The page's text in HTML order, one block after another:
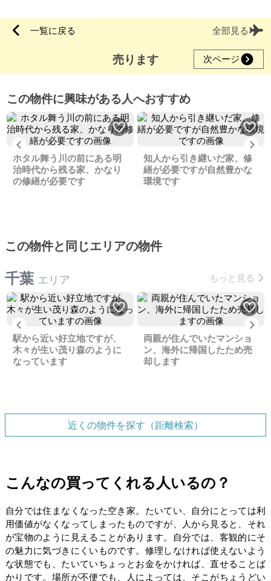
一覧に戻る 全部見る
売ります 次ページ
この物件に興味がある人へおすすめ
Previous
ホタル舞う川の前にある明
治時代から残る家、かなり
の修繕が必要です
知人から引き継いだ家、修
繕が必要ですが自然豊かな
環境です
この物件と同じエリアの物件
千葉 エリア もっと見る
Previous
駅から近い好立地ですが、
木々が生い茂り森のように
なっています
両親が住んでいたマンショ
ン、海外に帰国したため売
却します
近くの物件を探す（距離検索）
こんなの買ってくれる人いるの？
自分では住まなくなった空き家。たいてい、自分にとっては利
用価値がなくなってしまったものですが、人から見ると、それ
が宝物のように見えることがあります。自分では、客観的にそ
の魅力に気づきにくいものです。修理しなければ使えないよう
な状態でも、たいていちょっとお金をかければ、直せることば
かりです。場所が不便でも、人によっては、そこがちょうどい